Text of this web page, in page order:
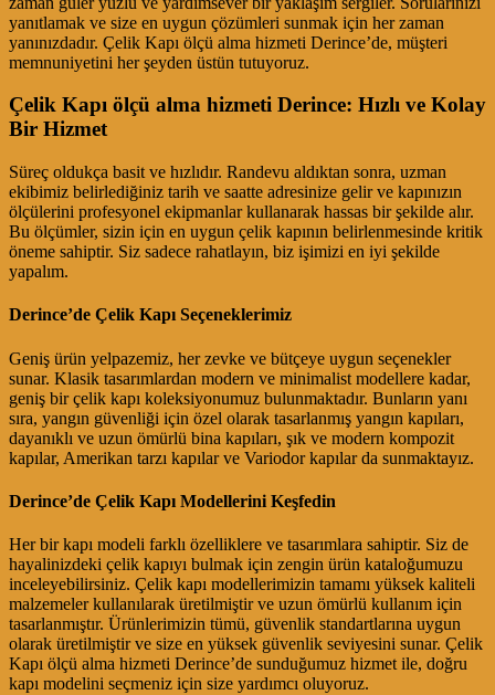
yanıtlamak ve size en uygun çözümleri sunmak için her zaman
yanınızdadır. Çelik Kapı ölçü alma hizmeti Derince’de, müşteri
memnuniyetini her şeyden üstün tutuyoruz.
Çelik Kapı ölçü alma hizmeti Derince: Hızlı ve Kolay
Bir Hizmet
Süreç oldukça basit ve hızlıdır. Randevu aldıktan sonra, uzman
ekibimiz belirlediğiniz tarih ve saatte adresinize gelir ve kapınızın
ölçülerini profesyonel ekipmanlar kullanarak hassas bir şekilde alır.
Bu ölçümler, sizin için en uygun çelik kapının belirlenmesinde kritik
öneme sahiptir. Siz sadece rahatlayın, biz işimizi en iyi şekilde
yapalım.
Derince’de Çelik Kapı Seçeneklerimiz
Geniş ürün yelpazemiz, her zevke ve bütçeye uygun seçenekler
sunar. Klasik tasarımlardan modern ve minimalist modellere kadar,
geniş bir çelik kapı koleksiyonumuz bulunmaktadır. Bunların yanı
sıra, yangın güvenliği için özel olarak tasarlanmış yangın kapıları,
dayanıklı ve uzun ömürlü bina kapıları, şık ve modern kompozit
kapılar, Amerikan tarzı kapılar ve Variodor kapılar da sunmaktayız.
Derince’de Çelik Kapı Modellerini Keşfedin
Her bir kapı modeli farklı özelliklere ve tasarımlara sahiptir. Siz de
hayalinizdeki çelik kapıyı bulmak için zengin ürün kataloğumuzu
inceleyebilirsiniz. Çelik kapı modellerimizin tamamı yüksek kaliteli
malzemeler kullanılarak üretilmiştir ve uzun ömürlü kullanım için
tasarlanmıştır. Ürünlerimizin tümü, güvenlik standartlarına uygun
olarak üretilmiştir ve size en yüksek güvenlik seviyesini sunar. Çelik
Kapı ölçü alma hizmeti Derince’de sunduğumuz hizmet ile, doğru
kapı modelini seçmeniz için size yardımcı oluyoruz.